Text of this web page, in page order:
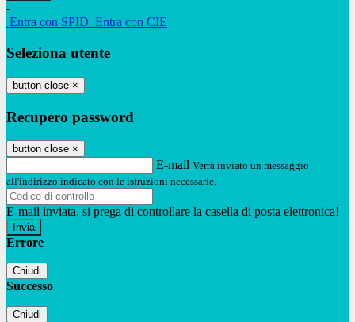
-
Entra con SPID Entra con CIE
Seleziona utente
button close ×
Recupero password
button close ×
E-mail Verrà inviato un messaggio
all'indirizzo indicato con le istruzioni necessarie.
E-mail inviata, si prega di controllare la casella di posta elettronica!
Errore
Chiudi
Successo
Chiudi